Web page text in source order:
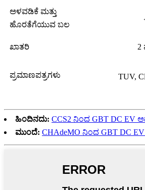
ಅಳವಡಿಕೆ ಮತ್ತು
ಹೊರತೆಗೆಯುವ ಬಲ
ಖಾತರಿ 2
ಪ್ರಮಾಣಪತ್ರಗಳು TUV,
ಹಿಂದಿನದು: CCS2 ನಿಂದ GBT DC EV
ಮುಂದೆ: CHAdeMO ನಿಂದ GBT DC